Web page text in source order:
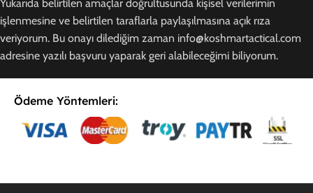
Yukarıda belirtilen amaçlar doğrultusunda kişisel verilerimin
işlenmesine ve belirtilen taraflarla paylaşılmasına açık rıza
veriyorum. Bu onayı dilediğim zaman info@koshmartactical.com
adresine yazılı başvuru yaparak geri alabileceğimi biliyorum.
Ödeme Yöntemleri: